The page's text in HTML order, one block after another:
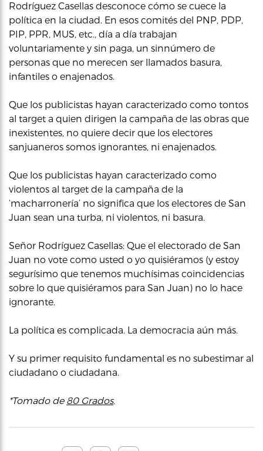
Rodríguez Casellas desconoce cómo se cuece la
política en la ciudad. En esos comités del PNP, PDP,
PIP, PPR, MUS, etc., día a día trabajan
voluntariamente y sin paga, un sinnúmero de
personas que no merecen ser llamados basura,
infantiles o enajenados.
Que los publicistas hayan caracterizado como tontos
al target a quien dirigen la campaña de las obras que
inexistentes, no quiere decir que los electores
sanjuaneros somos ignorantes, ni enajenados.
Que los publicistas hayan caracterizado como
violentos al target de la campaña de la
‘macharronería’ no significa que los electores de San
Juan sean una turba, ni violentos, ni basura.
Señor Rodríguez Casellas: Que el electorado de San
Juan no vote como usted o yo quisiéramos (y estoy
segurísimo que tenemos muchísimas coincidencias
sobre lo que quisiéramos para San Juan) no lo hace
ignorante.
La política es complicada. La democracia aún más.
Y su primer requisito fundamental es no subestimar al
ciudadano o ciudadana.
*Tomado de 80 Grados.